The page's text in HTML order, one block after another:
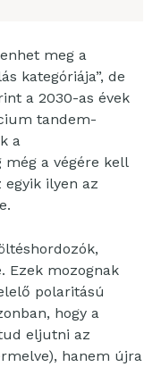
meg a
kategóriája”, de
a 2030-as évek
tandem-
a
még a végére kell
egyik ilyen az
Ezek mozognak
polaritású
hogy a
eljutni az
hanem újra